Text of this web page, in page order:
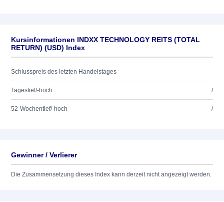
Kursinformationen INDXX TECHNOLOGY REITS (TOTAL
RETURN) (USD) Index
Schlusspreis des letzten Handelstages
Tagestief/-hoch /
52-Wochentief/-hoch /
Gewinner / Verlierer
Die Zusammensetzung dieses Index kann derzeit nicht angezeigt werden.